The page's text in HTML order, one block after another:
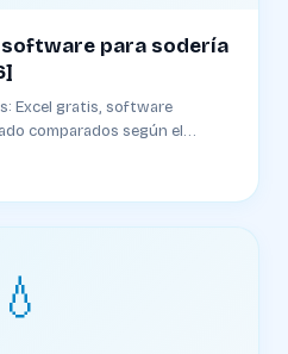
para sodería
Excel gratis, software
comparados según el
💧